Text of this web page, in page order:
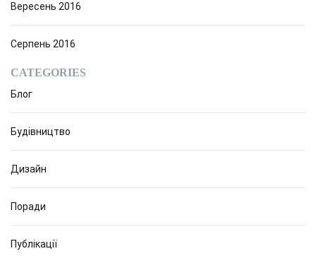
Вересень 2016
Серпень 2016
CATEGORIES
Блог
Будівництво
Дизайн
Поради
Публікації